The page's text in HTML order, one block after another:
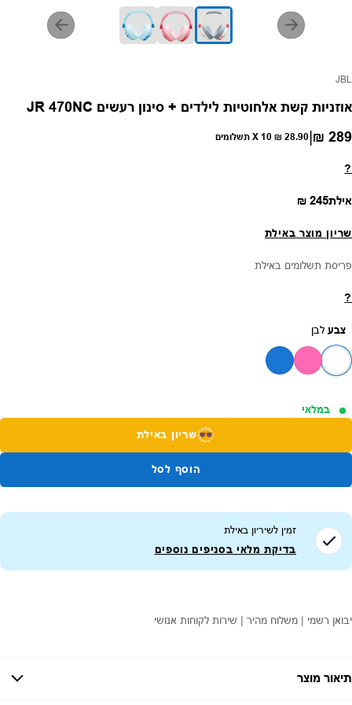
ספק:
JBL
אוזניות קשת אלחוטיות לילדים + סינון רעשים JR 470NC
מחיר רגיל
289 ₪
|
28.90 ₪ X 10 תשלומים
?
אילתמחיר רגיל
245 ₪
שריון מוצר באילת
פריסת תשלומים באילת
?
צבע לבן
במלאי
שריון באילת
הוסף לסל
זמין לשיריון באילת
בדיקת מלאי בסניפים נוספים
יבואן רשמי | משלוח מהיר | שירות לקוחות אנושי
תיאור מוצר